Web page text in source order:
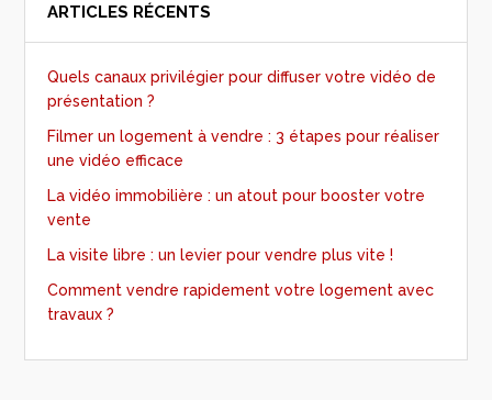
ARTICLES RÉCENTS
Quels canaux privilégier pour diffuser votre vidéo de
présentation ?
Filmer un logement à vendre : 3 étapes pour réaliser
une vidéo efficace
La vidéo immobilière : un atout pour booster votre
vente
La visite libre : un levier pour vendre plus vite !
Comment vendre rapidement votre logement avec
travaux ?